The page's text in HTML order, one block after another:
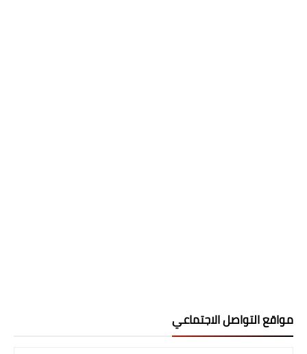
مواقع التواصل الاجتماعي